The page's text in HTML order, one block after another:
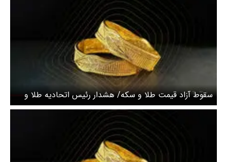
سقوط آزاد قیمت طلا و سکه/ هشدار رئیس اتحادیه طلا و
جواهر درباره بازار طلا